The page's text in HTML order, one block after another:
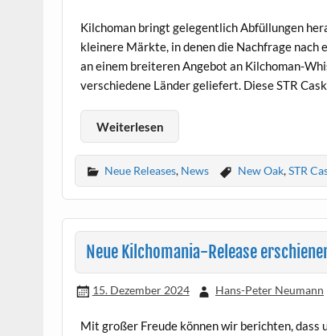
Kilchoman bringt gelegentlich Abfüllungen
kleinere Märkte, in denen die Nachfrage nach
an einem breiteren Angebot an Kilchoman-
verschiedene Länder geliefert. Diese STR
Weiterlesen
Neue Releases, News New Oak,STR
Neue Kilchomania-Release
15. Dezember 2024 Hans-Peter Neumann
Mit großer Freude können wir berichten, dass